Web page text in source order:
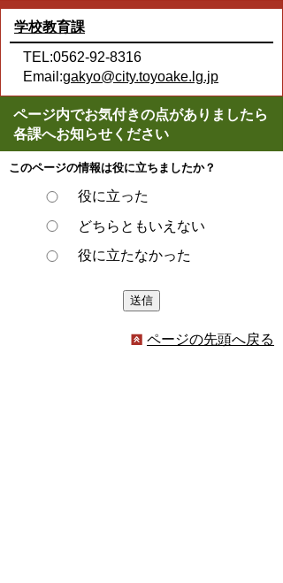
学校教育課
TEL:0562-92-8316
Email:gakyo@city.toyoake.lg.jp
ページ内でお気付きの点がありましたら
各課へお知らせください
このページの情報は役に立ちましたか？
役に立った
どちらともいえない
役に立たなかった
ページの先頭へ戻る